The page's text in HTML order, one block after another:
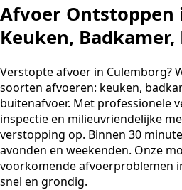
Afvoer Ontstoppen
Keuken, Badkamer,
Verstopte afvoer in Culemborg?
soorten afvoeren: keuken,
buitenafvoer. Met professionele
inspectie en milieuvriendelijke
verstopping op. Binnen 30
avonden en weekenden. Onze
voorkomende afvoerproblemen
snel en grondig.